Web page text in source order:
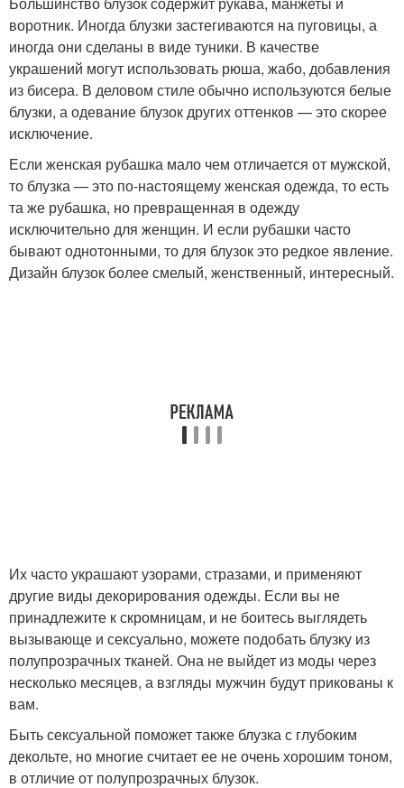
воротник. Иногда блузки застегиваются на пуговицы, а
иногда они сделаны в виде туники. В качестве
украшений могут использовать рюша, жабо, добавления
из бисера. В деловом стиле обычно используются белые
блузки, а одевание блузок других оттенков — это скорее
исключение.
Если женская рубашка мало чем отличается от мужской,
то блузка — это по-настоящему женская одежда, то есть
та же рубашка, но превращенная в одежду
исключительно для женщин. И если рубашки часто
бывают однотонными, то для блузок это редкое явление.
Дизайн блузок более смелый, женственный, интересный.
Их часто украшают узорами, стразами, и применяют
другие виды декорирования одежды. Если вы не
принадлежите к скромницам, и не боитесь выглядеть
вызывающе и сексуально, можете подобать блузку из
полупрозрачных тканей. Она не выйдет из моды через
несколько месяцев, а взгляды мужчин будут прикованы к
вам.
Быть сексуальной поможет также блузка с глубоким
декольте, но многие считает ее не очень хорошим тоном,
в отличие от полупрозрачных блузок.